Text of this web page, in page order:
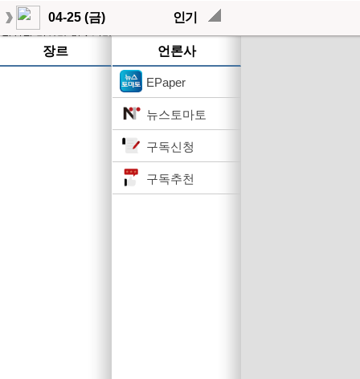
04-25 (금) 인기
장르 언론사
EPaper
뉴스토마토
구독신청
구독추천
작성된 기사가 없습니다.